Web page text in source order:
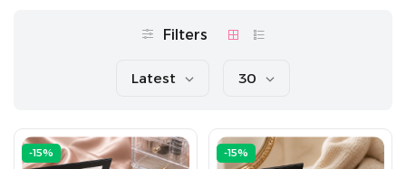
Filters
Latest 30
-15% -15%